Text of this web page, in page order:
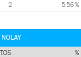
2 5,56 %
NOLAY
%